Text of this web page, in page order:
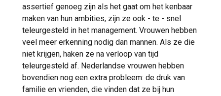
assertief genoeg zijn als het gaat om het kenbaar
maken van hun ambities, zijn ze ook - te - snel
teleurgesteld in het management. Vrouwen hebben
veel meer erkenning nodig dan mannen. Als ze die
niet krijgen, haken ze na verloop van tijd
teleurgesteld af. Nederlandse vrouwen hebben
bovendien nog een extra probleem: de druk van
familie en vrienden, die vinden dat ze bij hun